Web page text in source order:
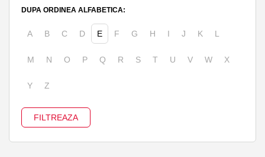
DUPA ORDINEA ALFABETICA:
A B C D E F G H I J K L
M N O P Q R S T U V W X
Y Z